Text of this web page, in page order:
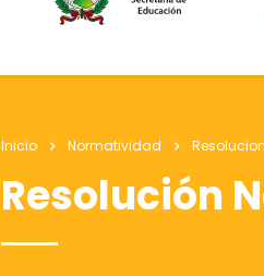
Inicio Normatividad
Resolución